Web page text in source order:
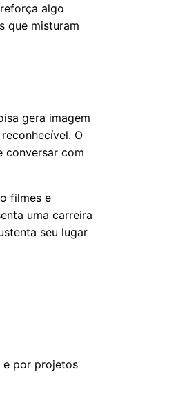
algo
que misturam
gera imagem
O
conversar com
filmes e
uma carreira
seu lugar
e por projetos